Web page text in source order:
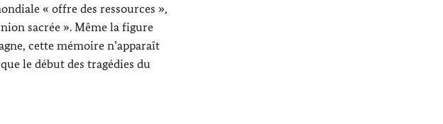
« offre des ressources »,
sacrée ». Même la figure
cette mémoire n’apparaît
le début des tragédies du